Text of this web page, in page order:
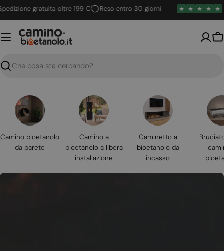
Vai
al
contenuto
gratuita oltre 199 € Reso entro 30 giorni 4.6
Ricerca
Camino bioetanolo
da parete
Camino a
bioetanolo a libera
installazione
Caminetto a
bioetanolo da
incasso